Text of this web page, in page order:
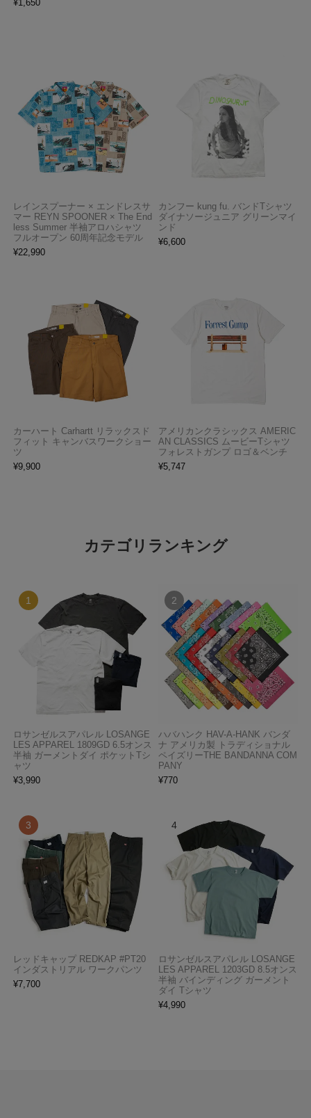
¥1,650
レインスプーナー × エンドレスサ
マー REYN SPOONER × The End
less Summer 半袖アロハシャツ
フルオープン 60周年記念モデル
¥22,990
カンフー kung fu. バンドTシャツ
ダイナソージュニア グリーンマイ
ンド
¥6,600
カーハート Carhartt リラックスド
フィット キャンバスワークショー
ツ
¥9,900
アメリカンクラシックス AMERIC
AN CLASSICS ムービーTシャツ
フォレストガンプ ロゴ＆ベンチ
¥5,747
カテゴリランキング
ロサンゼルスアパレル LOSANGE
LES APPAREL 1809GD 6.5オンス
半袖 ガーメントダイ ポケットTシ
ャツ
¥3,990
ハバハンク HAV-A-HANK バンダ
ナ アメリカ製 トラディショナル
ペイズリーTHE BANDANNA COM
PANY
¥770
レッドキャップ REDKAP #PT20
インダストリアル ワークパンツ
¥7,700
ロサンゼルスアパレル LOSANGE
LES APPAREL 1203GD 8.5オンス
半袖 バインディング ガーメント
ダイ Tシャツ
¥4,990